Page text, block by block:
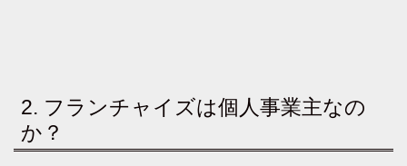
2. フランチャイズは個人事業主なの
か？